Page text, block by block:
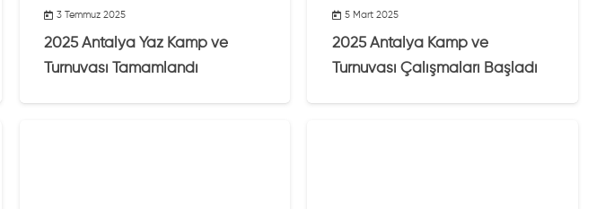
3 Temmuz 2025
2025 Antalya Yaz Kamp ve
Turnuvası Tamamlandı
5 Mart 2025
2025 Antalya Kamp ve
Turnuvası Çalışmaları Başladı